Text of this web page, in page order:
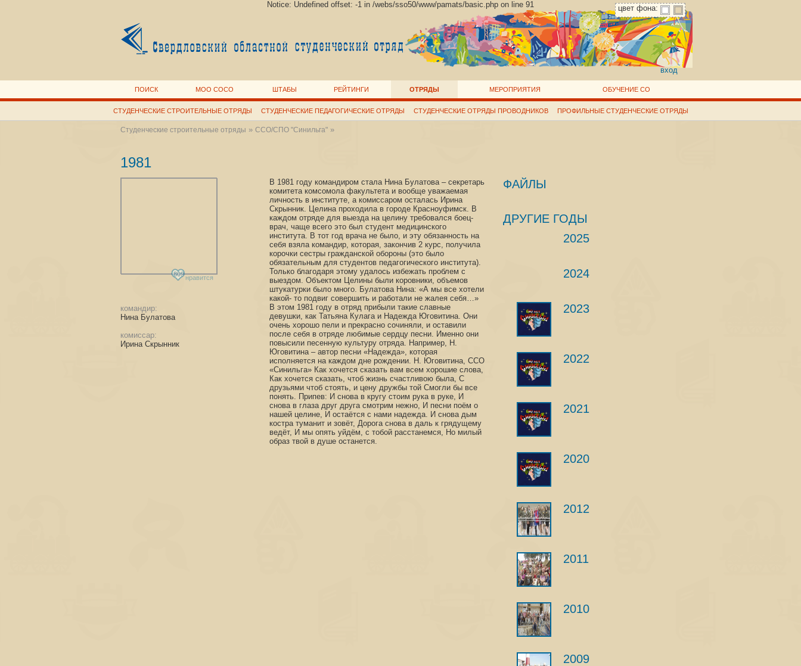
Notice: Undefined offset: -1 in /webs/sso50/www/pamats/basic.php on line 91
вход
ПОИСК МОО СОСО ШТАБЫ РЕЙТИНГИ ОТРЯДЫ МЕРОПРИЯТИЯ ОБУЧЕНИЕ СО
СТУДЕНЧЕСКИЕ СТРОИТЕЛЬНЫЕ ОТРЯДЫ СТУДЕНЧЕСКИЕ ПЕДАГОГИЧЕСКИЕ ОТРЯДЫ СТУДЕНЧЕСКИЕ ОТРЯДЫ ПРОВОДНИКОВ ПРОФИЛЬНЫЕ СТУДЕНЧЕСКИЕ ОТРЯДЫ
Студенческие строительные отряды » ССО/СПО "Синильга"»
1981
809 нравится
командир:
Нина Булатова
комиссар:
Ирина Скрынник
В 1981 году командиром стала Нина Булатова – секретарь
комитета комсомола факультета и вообще уважаемая
личность в институте, а комиссаром осталась Ирина
Скрынник. Целина проходила в городе Красноуфимск. В
каждом отряде для выезда на целину требовался боец-
врач, чаще всего это был студент медицинского
института. В тот год врача не было, и эту обязанность на
себя взяла командир, которая, закончив 2 курс, получила
корочки сестры гражданской обороны (это было
обязательным для студентов педагогического института).
Только благодаря этому удалось избежать проблем с
выездом. Объектом Целины были коровники, объемов
штукатурки было много. Булатова Нина: «А мы все хотели
какой- то подвиг совершить и работали не жалея себя…»
В этом 1981 году в отряд прибыли такие славные
девушки, как Татьяна Кулага и Надежда Юговитина. Они
очень хорошо пели и прекрасно сочиняли, и оставили
после себя в отряде любимые сердцу песни. Именно они
повысили песенную культуру отряда. Например, Н.
Юговитина – автор песни «Надежда», которая
исполняется на каждом дне рождении. Н. Юговитина, ССО
«Синильга» Как хочется сказать вам всем хорошие слова,
Как хочется сказать, чтоб жизнь счастливою была, С
друзьями чтоб стоять, и цену дружбы той Смогли бы все
понять. Припев: И снова в кругу стоим рука в руке, И
снова в глаза друг друга смотрим нежно, И песни поём о
нашей целине, И остаётся с нами надежда. И снова дым
костра туманит и зовёт, Дорога снова в даль к грядущему
ведёт, И мы опять уйдём, с тобой расстанемся, Но милый
образ твой в душе останется.
ФАЙЛЫ
ДРУГИЕ ГОДЫ
2025
2024
2023
2022
2021
2020
2012
2011
2010
2009
цвет фона: